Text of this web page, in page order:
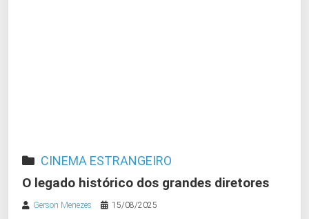
CINEMA ESTRANGEIRO
O legado histórico dos grandes diretores
Gerson Menezes 15/08/2025